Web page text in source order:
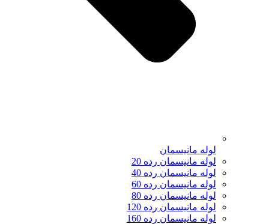
لوله مانیسمان
لوله مانیسمان رده 20
لوله مانیسمان رده 40
لوله مانیسمان رده 60
لوله مانیسمان رده 80
لوله مانیسمان رده 120
لوله مانیسمان رده 160